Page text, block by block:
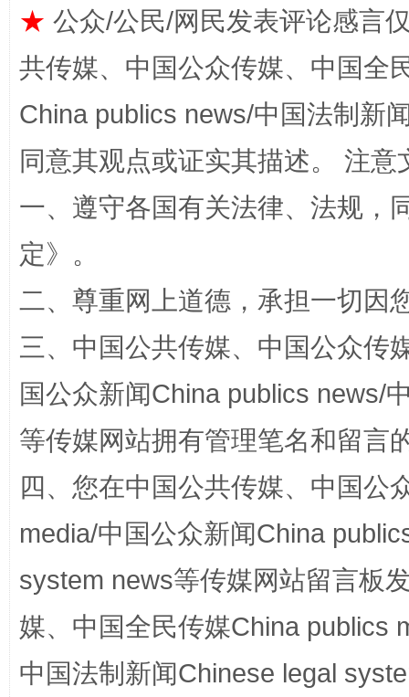
解纷+调解+退费，一次搞定
站台名比不上好声名
★ 公众/公民/网民发表评论感言
共传媒、中国公众传媒、中国全
China publics news/中国法制新
同意其观点或证实其描述。 注
一、遵守各国有关法律、法规，
定》。
二、尊重网上道德，承担一切因
三、中国公共传媒、中国公众传
国公众新闻China publics news/
等传媒网站拥有管理笔名和留言
四、您在中国公共传媒、中国公
media/中国公众新闻China
system news等传媒网站留言板
媒、中国全民传媒China publics
中国法制新闻Chinese legal